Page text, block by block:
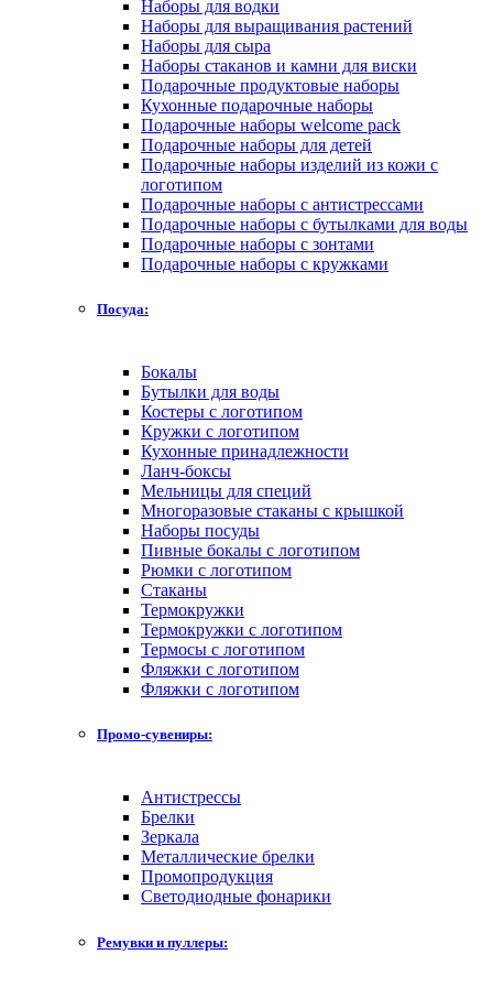
Наборы для водки
Наборы для выращивания растений
Наборы для сыра
Наборы стаканов и камни для виски
Подарочные продуктовые наборы
Кухонные подарочные наборы
Подарочные наборы welcome pack
Подарочные наборы для детей
Подарочные наборы изделий из кожи с
логотипом
Подарочные наборы с антистрессами
Подарочные наборы с бутылками для воды
Подарочные наборы с зонтами
Подарочные наборы с кружками
Посуда:
Бокалы
Бутылки для воды
Костеры с логотипом
Кружки с логотипом
Кухонные принадлежности
Ланч-боксы
Мельницы для специй
Многоразовые стаканы с крышкой
Наборы посуды
Пивные бокалы с логотипом
Рюмки с логотипом
Стаканы
Термокружки
Термокружки с логотипом
Термосы с логотипом
Фляжки с логотипом
Фляжки с логотипом
Промо-сувениры:
Антистрессы
Брелки
Зеркала
Металлические брелки
Промопродукция
Светодиодные фонарики
Ремувки и пуллеры: